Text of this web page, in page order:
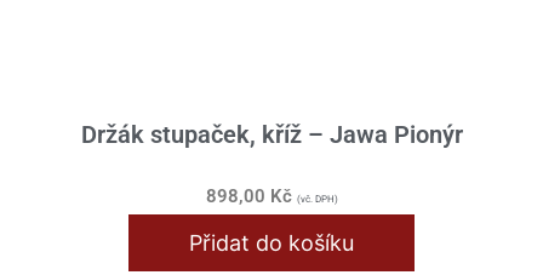
Držák stupaček, kříž – Jawa Pionýr
898,00 Kč (vč. DPH)
Přidat do košíku